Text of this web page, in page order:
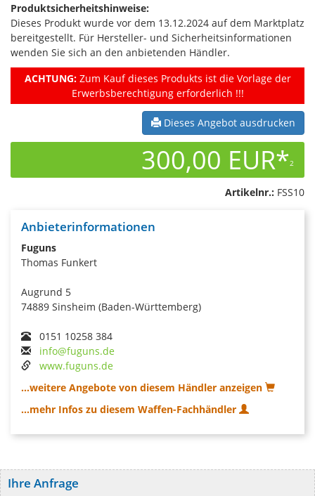
Produktsicherheitshinweise:
Dieses Produkt wurde vor dem 13.12.2024 auf dem Marktplatz
bereitgestellt. Für Hersteller- und Sicherheitsinformationen
wenden Sie sich an den anbietenden Händler.
ACHTUNG:Zum Kauf dieses Produkts ist die Vorlage der
Erwerbsberechtigung erforderlich !!!
Dieses Angebot ausdrucken
300,00 EUR*2
Artikelnr.: FSS10
Anbieterinformationen
Fuguns
Thomas Funkert
Augrund 5
74889 Sinsheim (Baden-Württemberg)
0151 10258 384
info@fuguns.de
www.fuguns.de
...weitere Angebote von diesem Händler anzeigen
...mehr Infos zu diesem Waffen-Fachhändler
Ihre Anfrage